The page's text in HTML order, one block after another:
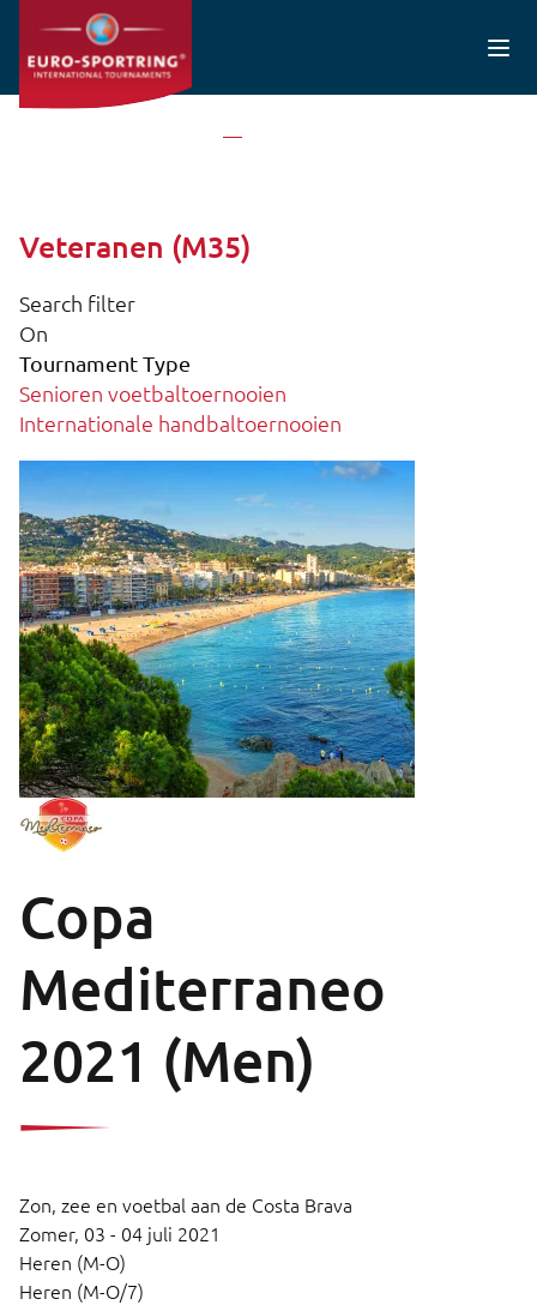
Overslaan en naar de inhoud gaan
Veteranen (M35)
Search filter
On
Tournament Type
Senioren voetbaltoernooien
Internationale handbaltoernooien
Copa
Mediterraneo
2021 (Men)
Zon, zee en voetbal aan de Costa Brava
Zomer, 03 - 04 juli 2021
Heren (M-O)
Heren (M-O/7)